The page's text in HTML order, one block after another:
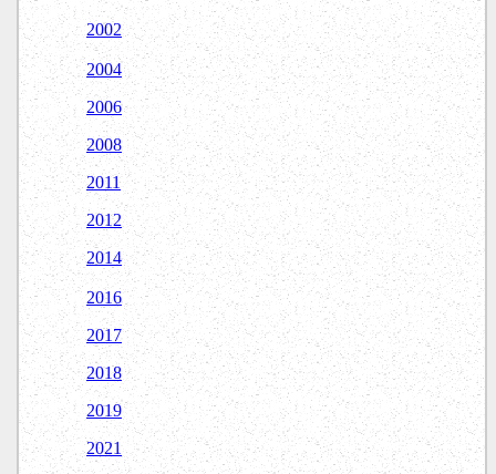
2002
2004
2006
2008
2011
2012
2014
2016
2017
2018
2019
2021